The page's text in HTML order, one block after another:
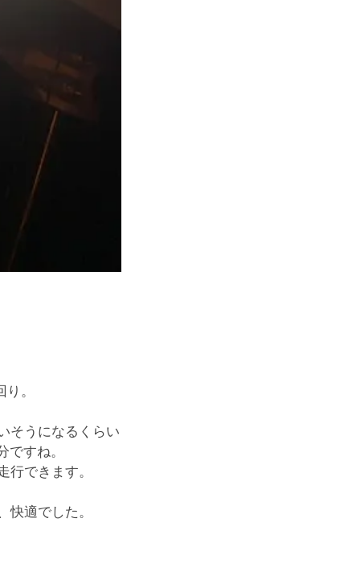
。
そうになるくらい
すね。
できます。
適でした。